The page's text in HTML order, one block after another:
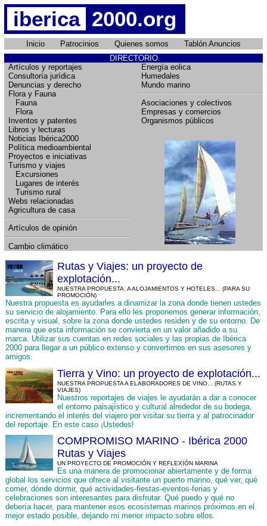
iberica 2000.org
Inicio Patrocinios Quienes somos
Tablón Anuncios
DIRECTORIO
Artículos y reportajes
Consultoría jurídica
Denuncias y derecho
Flora y Fauna
Fauna
Flora
Inventos y patentes
Libros y lecturas
Noticias Ibérica2000
Política medioambiental
Proyectos e iniciativas
Turismo y viajes
Excursiones
Lugares de interés
Turismo rural
Webs relacionadas
Agricultura de casa
Artículos de opinión
Cambio climático
Energía eolica
Humedales
Mundo marino
Asociaciones y colectivos
Empresas y comercios
Organismos públicos
Rutas y Viajes: un proyecto de
explotación...
NUESTRA PROPUESTA: A ALOJAMIENTOS Y HOTELES... (PARA SU
PROMOCIÓN)
Nuestra propuesta es ayudarles a dinamizar la zona donde tienen ustedes
su servicio de alojamiento. Para ello les proponemos generar información,
escrita y visual, sobre la zona donde ustedes residen y de su entorno. De
manera que esta información se convierta en un valor añadido a su
marca. Utilizar sus cuentas en redes sociales y las propias de Ibérica
2000 para llegar a un público extenso y convertirnos en sus asesores y
amigos.
Tierra y Vino: un proyecto de explotación...
NUESTRA PROPUESTA A ELABORADORES DE VINO... (RUTAS Y
VIAJES)
Nuestros reportajes de viajes le ayudarán a dar a conocer
el entorno paisajístico y cultural alrededor de su bodega,
incrementando el interés del viajero por visitar su tierra y al patrocinador
del reportaje. En este caso ¡Ustedes!
COMPROMISO MARINO - Ibérica 2000
Rutas y Viajes
UN PROYECTO DE PROMOCIÓN Y REFLEXIÓN MARINA
Es una manera de promocionar abiertamente y de forma
global los servicios que ofrece al visitante un puerto marino, qué ver, qué
comer, dónde dormir, qué actividades-fiestas-eventos-ferias y
celebraciones son interesantes para disfrutar. Qué puedo y qué no
debería hacer, para mantener esos ecosistemas marinos próximos en el
mejor estado posible, dejando mi menor impacto sobre ellos.